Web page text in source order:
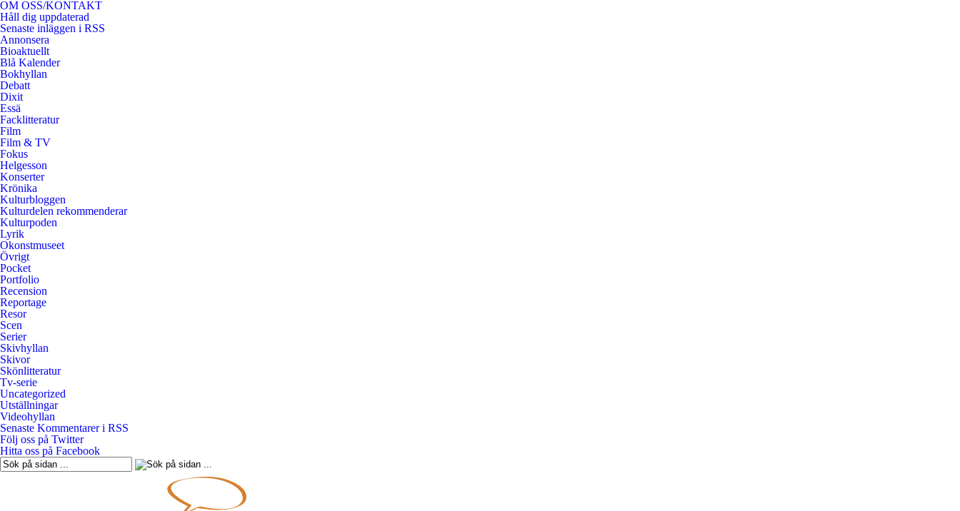
OM OSS/KONTAKT
Håll dig uppdaterad
Senaste inläggen i RSS
Annonsera
Bioaktuellt
Blå Kalender
Bokhyllan
Debatt
Dixit
Essä
Facklitteratur
Film
Film & TV
Fokus
Helgesson
Konserter
Krönika
Kulturbloggen
Kulturdelen rekommenderar
Kulturpoden
Lyrik
Okonstmuseet
Övrigt
Pocket
Portfolio
Recension
Reportage
Resor
Scen
Serier
Skivhyllan
Skivor
Skönlitteratur
Tv-serie
Uncategorized
Utställningar
Videohyllan
Senaste Kommentarer i RSS
Följ oss på Twitter
Hitta oss på Facebook